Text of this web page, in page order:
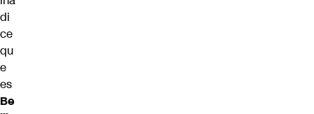
di
ce
qu
e
es
Be